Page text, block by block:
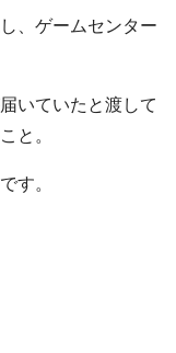
、ゲームセンター
いていたと渡して
と。
す。